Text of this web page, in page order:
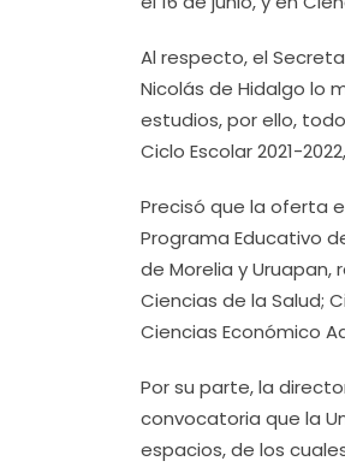
Al respecto, el
Nicolás de Hidalgo lo
estudios, por ello,
Ciclo Escolar 2021-
Precisó que la oferta
Programa Educativo
de Morelia y
Ciencias de la Salud;
Ciencias Económico
Por su parte, la
convocatoria que la
espacios, de los